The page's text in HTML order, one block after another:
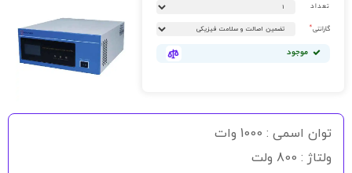
انتهای
گالری
تصاویر
تعداد
گارانتی
موجود
توان اسمی : 1000 وات
ولتاژ : 800 ولت